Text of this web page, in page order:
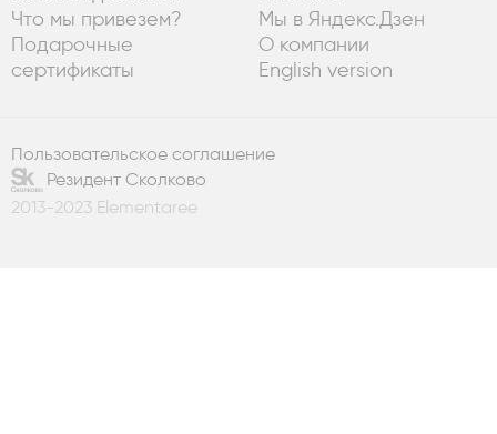
Что мы привезем?
Подарочные
сертификаты
Мы в Яндекс.Дзен
О компании
English version
Пользовательское соглашение
Резидент Сколково
2013-2023 Elementaree